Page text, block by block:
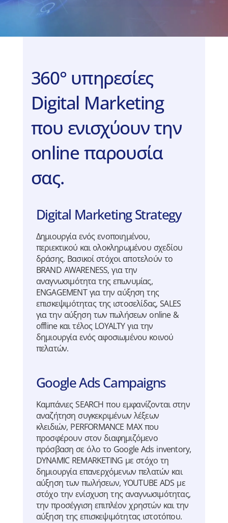
360° υπηρεσίες
Digital Marketing
που ενισχύουν την
online παρουσία
σας.
Digital Marketing Strategy
Δημιουργία ενός ενοποιημένου,
περιεκτικού και ολοκληρωμένου σχεδίου
δράσης. Βασικοί στόχοι αποτελούν το
BRAND AWARENESS, για την
αναγνωσιμότητα της επωνυμίας,
ENGAGEMENT για την αύξηση της
επισκεψιμότητας της ιστοσελίδας, SALES
για την αύξηση των πωλήσεων online &
offline και τέλος LOYALTY για την
δημιουργία ενός αφοσιωμένου κοινού
πελατών.
Google Ads Campaigns
Καμπάνιες SEARCH που εμφανίζονται στην
αναζήτηση συγκεκριμένων λέξεων
κλειδιών, PERFORMANCE MAX που
προσφέρουν στον διαφημιζόμενο
πρόσβαση σε όλο το Google Ads inventory,
DYNAMIC REMARKETING με στόχο τη
δημιουργία επανερχόμενων πελατών και
αύξηση των πωλήσεων, YOUTUBE ADS με
στόχο την ενίσχυση της αναγνωσιμότητας,
την προσέγγιση επιπλέον χρηστών και την
αύξηση της επισκεψιμότητας ιστοτόπου.